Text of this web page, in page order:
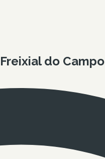
do Campo